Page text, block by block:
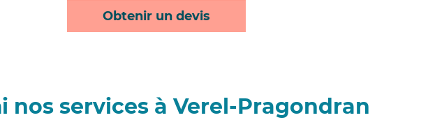
Obtenir un devis
nos services à Verel-Pragondran